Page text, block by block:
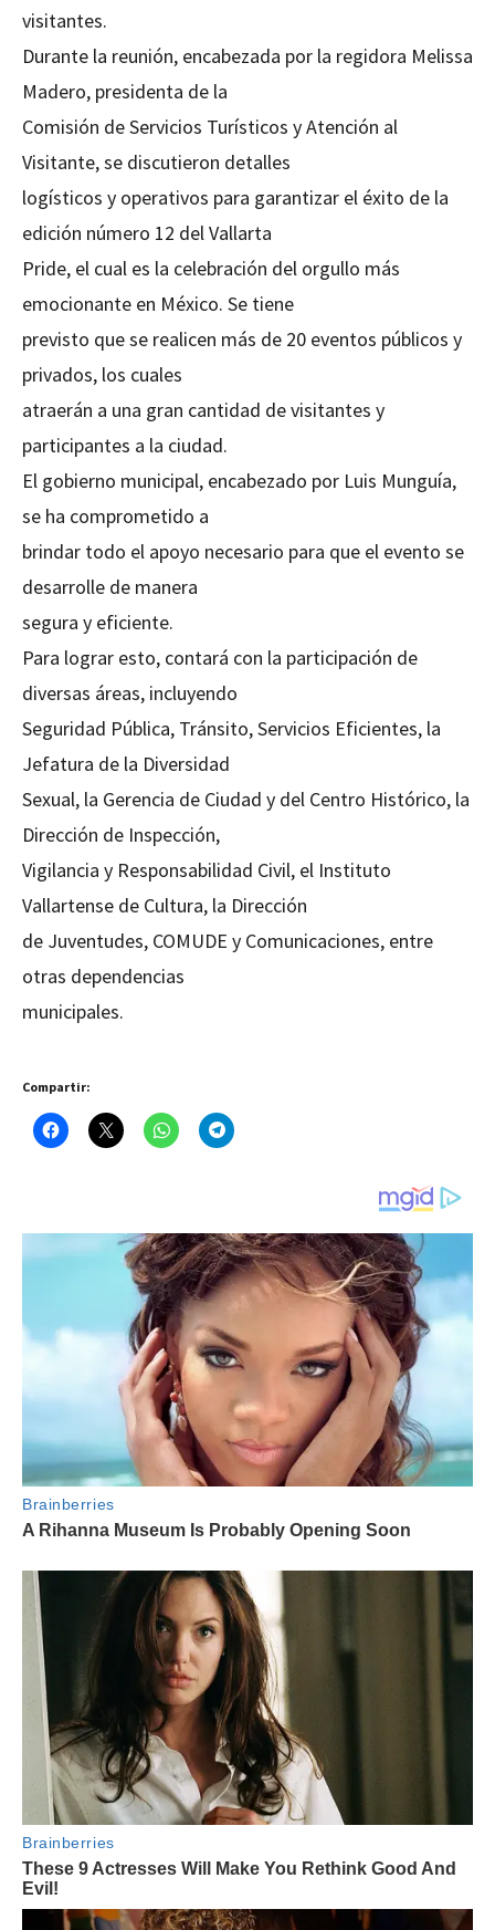
visitantes.
Durante la reunión, encabezada por la regidora Melissa
Madero, presidenta de la
Comisión de Servicios Turísticos y Atención al
Visitante, se discutieron detalles
logísticos y operativos para garantizar el éxito de la
edición número 12 del Vallarta
Pride, el cual es la celebración del orgullo más
emocionante en México. Se tiene
previsto que se realicen más de 20 eventos públicos y
privados, los cuales
atraerán a una gran cantidad de visitantes y
participantes a la ciudad.
El gobierno municipal, encabezado por Luis Munguía,
se ha comprometido a
brindar todo el apoyo necesario para que el evento se
desarrolle de manera
segura y eficiente.
Para lograr esto, contará con la participación de
diversas áreas, incluyendo
Seguridad Pública, Tránsito, Servicios Eficientes, la
Jefatura de la Diversidad
Sexual, la Gerencia de Ciudad y del Centro Histórico, la
Dirección de Inspección,
Vigilancia y Responsabilidad Civil, el Instituto
Vallartense de Cultura, la Dirección
de Juventudes, COMUDE y Comunicaciones, entre
otras dependencias
municipales.
Compartir: